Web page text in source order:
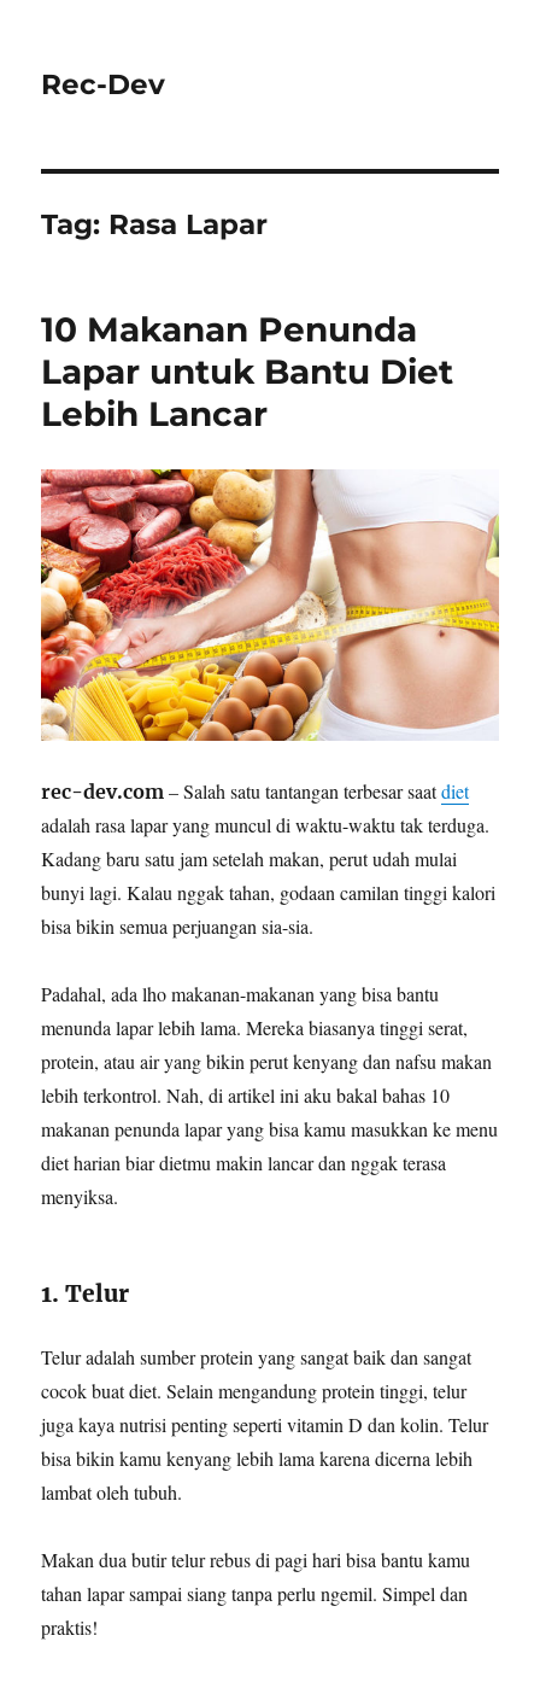
Rec-Dev
Tag: Rasa Lapar
10 Makanan Penunda
Lapar untuk Bantu Diet
Lebih Lancar
rec-dev.com – Salah satu tantangan terbesar saatdiet
adalah rasa lapar yang muncul di waktu-waktu tak terduga.
Kadang baru satu jam setelah makan, perut udah mulai
bunyi lagi. Kalau nggak tahan, godaan camilan tinggi kalori
bisa bikin semua perjuangan sia-sia.
Padahal, ada lho makanan-makanan yang bisa bantu
menunda lapar lebih lama. Mereka biasanya tinggi serat,
protein, atau air yang bikin perut kenyang dan nafsu makan
lebih terkontrol. Nah, di artikel ini aku bakal bahas 10
makanan penunda lapar yang bisa kamu masukkan ke menu
diet harian biar dietmu makin lancar dan nggak terasa
menyiksa.
1. Telur
Telur adalah sumber protein yang sangat baik dan sangat
cocok buat diet. Selain mengandung protein tinggi, telur
juga kaya nutrisi penting seperti vitamin D dan kolin. Telur
bisa bikin kamu kenyang lebih lama karena dicerna lebih
lambat oleh tubuh.
Makan dua butir telur rebus di pagi hari bisa bantu kamu
tahan lapar sampai siang tanpa perlu ngemil. Simpel dan
praktis!